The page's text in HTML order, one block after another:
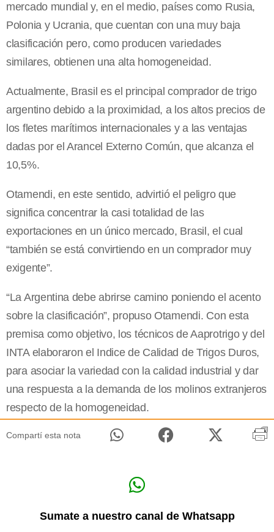
mercado mundial y, en el medio, países como Rusia,
Polonia y Ucrania, que cuentan con una muy baja
clasificación pero, como producen variedades
similares, obtienen una alta homogeneidad.
Actualmente, Brasil es el principal comprador de trigo
argentino debido a la proximidad, a los altos precios de
los fletes marítimos internacionales y a las ventajas
dadas por el Arancel Externo Común, que alcanza el
10,5%.
Otamendi, en este sentido, advirtió el peligro que
significa concentrar la casi totalidad de las
exportaciones en un único mercado, Brasil, el cual
“también se está convirtiendo en un comprador muy
exigente”.
“La Argentina debe abrirse camino poniendo el acento
sobre la clasificación”, propuso Otamendi. Con esta
premisa como objetivo, los técnicos de Aaprotrigo y del
INTA elaboraron el Indice de Calidad de Trigos Duros,
para asociar la variedad con la calidad industrial y dar
una respuesta a la demanda de los molinos extranjeros
respecto de la homogeneidad.
Compartí esta nota
Sumate a nuestro canal de Whatsapp